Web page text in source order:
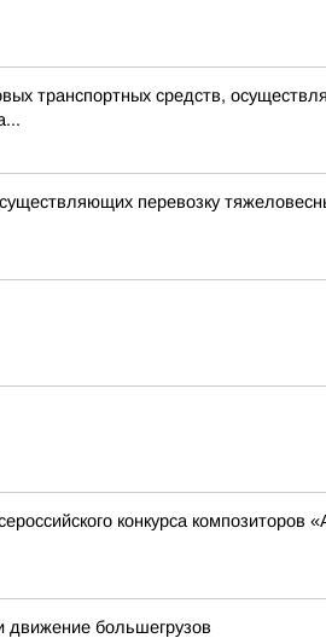
транспортных средств,
перевозку
конкурса композиторов
движение большегрузов